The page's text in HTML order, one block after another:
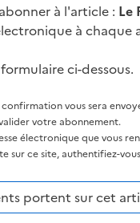
à l'article : Le
à chaque
ci-dessous.
vous sera
votre abonnement.
électronique que vous
sur ce site, authentifiez-
portent sur cet